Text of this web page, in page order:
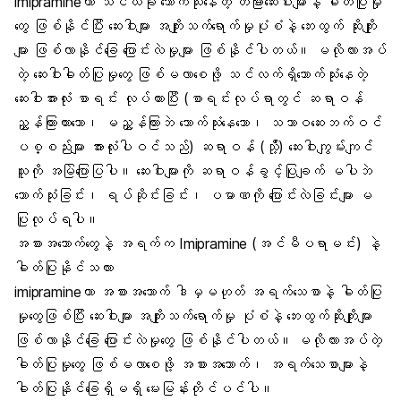
တွေ ဖြစ်နိုင်ပြီး ဆေးဝါးများ အကျိုးသက်ရောက်မှုပုံစံနဲ့ ဘေးထွက် ဆိုးကျိုး
များ ဖြစ်လာနိုင်ခြေ ပြောင်းလဲမှုများ ဖြစ်နိုင်ပါတယ်။ မလိုလားအပ်
တဲ့ ဆေးဝါးဓါတ်ပြုမှုတွေ ဖြစ်မလာစေဖို့ သင်လက်ရှိသောက်သုံးနေတဲ့
ဆေးဝါးအားလုံး စာရင်း လုပ်ထားပြီး (စာရင်းလုပ်ရာတွင် ဆရာဝန်
ညွှန်ကြားထားသော၊ မညွှန်ကြားဘဲ သောက်သုံးနေသော၊ သဘာဝဆေးဘက်ဝင်
ပစ္စည်းများ အားလုံးပါဝင်သည်) ဆရာဝန် (သို့်) ဆေးဝါးကျွမ်းကျင်
သူကို အမြဲပြောပြပါ။ ဆေးဝါးများကို ဆရာဝန်ခွင့်ပြုချက် မပါဘဲ
သောက်သုံးခြင်း၊ ရပ်ဆိုင်းခြင်း၊ ပမာဏကို ပြောင်းလဲခြင်းများ မ
ပြုလုပ်ရပါ။
အစားအသောက်တွေနဲ့ အရက်က Imipramine (အင်မီပရာမင်း) နဲ့
ဓါတ်ပြုနိုင်သလား
imipramineဟာ အစားအသောက် ဒါမှမဟုတ် အရက်သေစာနဲ့ ဓါတ်ပြု
မှုတွေဖြစ်ပြီး ဆေးဝါးများ အကျိုးသက်ရောက်မှု ပုံစံနဲ့ ဘေးထွက်ဆိုးကျိုးများ
ဖြစ်လာနိုင်ခြေ ပြောင်းလဲမှုတွေ ဖြစ်နိုင်ပါတယ်။ မလိုလားအပ်တဲ့
ဓါတ်ပြုမှုတွေ ဖြစ်မလာစေဖို့ အစားအသောက်၊ အရက်သေစာများနဲ့
ဓါတ်ပြုနိုင်ခြေရှိမရှိ မေးမြန်းတိုင်ပင်ပါ။